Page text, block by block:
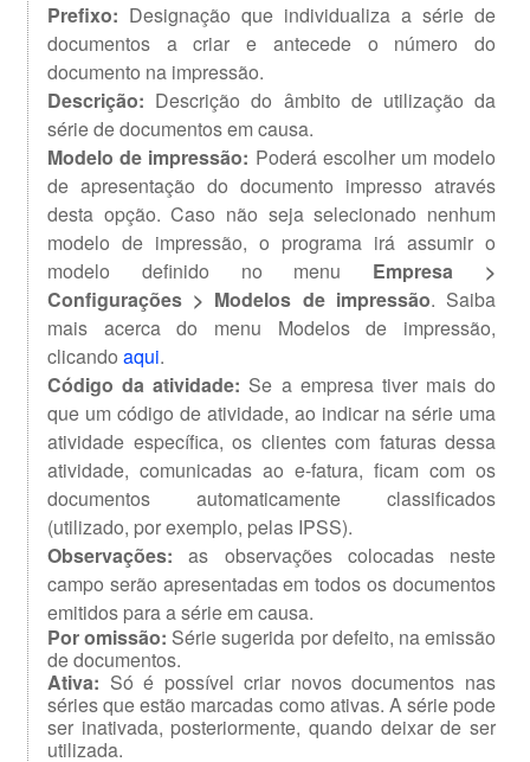
Prefixo: Designação que individualiza a série de
documentos a criar e antecede o número do
documento na impressão.
Descrição: Descrição do âmbito de utilização da
série de documentos em causa.
Modelo de impressão: Poderá escolher um modelo
de apresentação do documento impresso através
desta opção. Caso não seja selecionado nenhum
modelo de impressão, o programa irá assumir o
modelo definido no menu Empresa >
Configurações > Modelos de impressão. Saiba
mais acerca do menu Modelos de impressão,
clicando aqui.
Código da atividade: Se a empresa tiver mais do
que um código de atividade, ao indicar na série uma
atividade específica, os clientes com faturas dessa
atividade, comunicadas ao e-fatura, ficam com os
documentos automaticamente classificados
(utilizado, por exemplo, pelas IPSS).
Observações: as observações colocadas neste
campo serão apresentadas em todos os documentos
emitidos para a série em causa.
Por omissão: Série sugerida por defeito, na emissão
de documentos.
Ativa: Só é possível criar novos documentos nas
séries que estão marcadas como ativas. A série pode
ser inativada, posteriormente, quando deixar de ser
utilizada.